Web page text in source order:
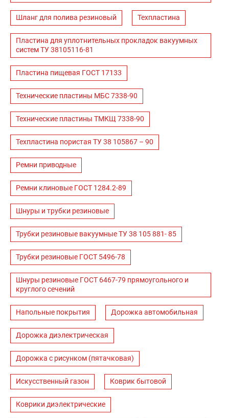
Шланг для полива резиновый Техпластина
Пластина для уплотнительных прокладок вакуумных
систем ТУ 38105116-81
Пластина пищевая ГОСТ 17133
Технические пластины МБС 7338-90
Технические пластины ТМКЩ 7338-90
Техпластина пористая ТУ 38 105867 – 90
Ремни приводные
Ремни клиновые ГОСТ 1284.2-89
Шнуры и трубки резиновые
Трубки резиновые вакуумные ТУ 38 105 881- 85
Трубки резиновые ГОСТ 5496-78
Шнуры резиновые ГОСТ 6467-79 прямоугольного и
круглого сечений
Напольные покрытия Дорожка автомобильная
Дорожка диэлектрическая
Дорожка с рисунком (пятачковая)
Искусственный газон Коврик бытовой
Коврики диэлектрические